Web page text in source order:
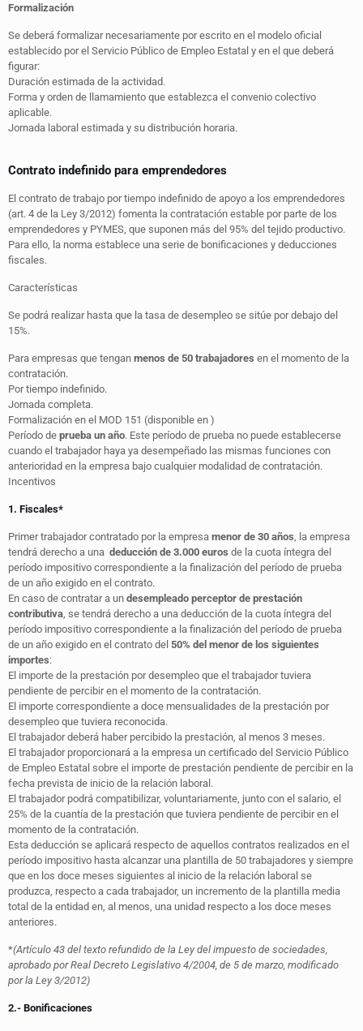
Formalización
Se deberá formalizar necesariamente por escrito en el modelo oficial
establecido por el Servicio Público de Empleo Estatal y en el que deberá
figurar:
Duración estimada de la actividad.
Forma y orden de llamamiento que establezca el convenio colectivo
aplicable.
Jornada laboral estimada y su distribución horaria.
Contrato indefinido para emprendedores
El contrato de trabajo por tiempo indefinido de apoyo a los emprendedores
(art. 4 de la Ley 3/2012) fomenta la contratación estable por parte de los
emprendedores y PYMES, que suponen más del 95% del tejido productivo.
Para ello, la norma establece una serie de bonificaciones y deducciones
fiscales.
Características
Se podrá realizar hasta que la tasa de desempleo se sitúe por debajo del
15%.
Para empresas que tengan menos de 50 trabajadores en el momento de la
contratación.
Por tiempo indefinido.
Jornada completa.
Formalización en el MOD 151 (disponible en )
Período de prueba un año. Este período de prueba no puede establecerse
cuando el trabajador haya ya desempeñado las mismas funciones con
anterioridad en la empresa bajo cualquier modalidad de contratación.
Incentivos
1. Fiscales*
Primer trabajador contratado por la empresa menor de 30 años , la empresa
tendrá derecho a una deducción de 3.000 euros de la cuota íntegra del
período impositivo correspondiente a la finalización del período de prueba
de un año exigido en el contrato.
En caso de contratar a un desempleado perceptor de prestación
contributiva , se tendrá derecho a una deducción de la cuota íntegra del
período impositivo correspondiente a la finalización del período de prueba
de un año exigido en el contrato del 50% del menor de los siguientes
importes:
El importe de la prestación por desempleo que el trabajador tuviera
pendiente de percibir en el momento de la contratación.
El importe correspondiente a doce mensualidades de la prestación por
desempleo que tuviera reconocida.
El trabajador deberá haber percibido la prestación, al menos 3 meses.
El trabajador proporcionará a la empresa un certificado del Servicio Público
de Empleo Estatal sobre el importe de prestación pendiente de percibir en la
fecha prevista de inicio de la relación laboral.
El trabajador podrá compatibilizar, voluntariamente, junto con el salario, el
25% de la cuantía de la prestación que tuviera pendiente de percibir en el
momento de la contratación.
Esta deducción se aplicará respecto de aquellos contratos realizados en el
período impositivo hasta alcanzar una plantilla de 50 trabajadores y siempre
que en los doce meses siguientes al inicio de la relación laboral se
produzca, respecto a cada trabajador, un incremento de la plantilla media
total de la entidad en, al menos, una unidad respecto a los doce meses
anteriores.
*(Artículo 43 del texto refundido de la Ley del impuesto de sociedades,
aprobado por Real Decreto Legislativo 4/2004, de 5 de marzo, modificado
por la Ley 3/2012)
2.- Bonificaciones